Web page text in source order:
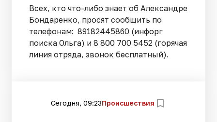
Всех, кто что-либо знает об Александре
Бондаренко, просят сообщить по
телефонам: 89182445860 (инфорг
поиска Ольга) и 8 800 700 5452 (горячая
линия отряда, звонок бесплатный).
Сегодня, 09:23Происшествия